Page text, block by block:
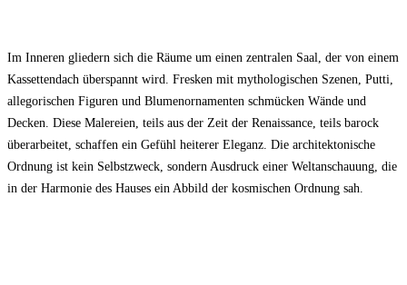
Im Inneren gliedern sich die Räume um einen zentralen Saal, der von einem
Kassettendach überspannt wird. Fresken mit mythologischen Szenen, Putti,
allegorischen Figuren und Blumenornamenten schmücken Wände und
Decken. Diese Malereien, teils aus der Zeit der Renaissance, teils barock
überarbeitet, schaffen ein Gefühl heiterer Eleganz. Die architektonische
Ordnung ist kein Selbstzweck, sondern Ausdruck einer Weltanschauung, die
in der Harmonie des Hauses ein Abbild der kosmischen Ordnung sah.